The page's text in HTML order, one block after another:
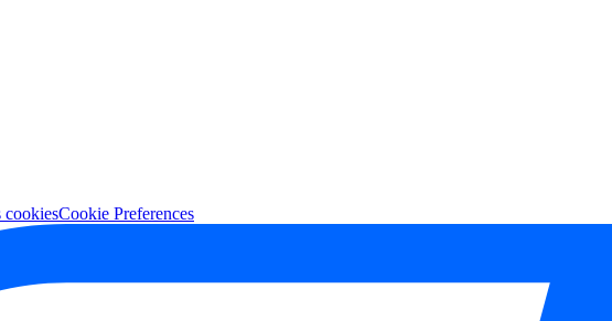
cookiesCookie Preferences